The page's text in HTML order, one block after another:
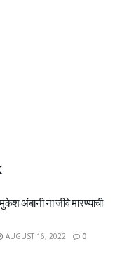
अंबानी ना जीवे मारण्याची
AUGUST 16, 2022 0